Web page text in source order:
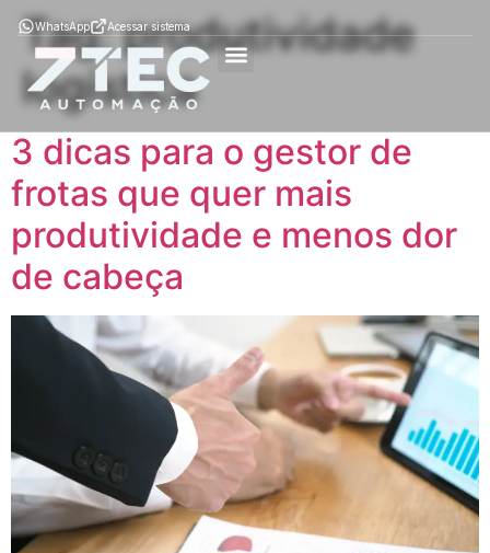
WhatsApp Acessar sistema
Tag:produtividade
logística
3 dicas para o gestor de
frotas que quer mais
produtividade e menos dor
de cabeça